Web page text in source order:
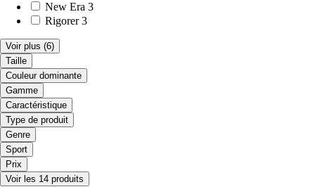
New Era 3
Rigorer 3
Voir plus (6)
Taille
Couleur dominante
Gamme
Caractéristique
Type de produit
Genre
Sport
Prix
Voir les 14 produits